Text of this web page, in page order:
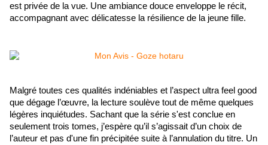
est privée de la vue. Une ambiance douce enveloppe le récit,
accompagnant avec délicatesse la résilience de la jeune fille.
Malgré toutes ces qualités indéniables et l’aspect ultra feel good
que dégage l’œuvre, la lecture soulève tout de même quelques
légères inquiétudes. Sachant que la série s'est conclue en
seulement trois tomes, j’espère qu’il s’agissait d’un choix de
l’auteur et pas d'une fin précipitée suite à l’annulation du titre. Un